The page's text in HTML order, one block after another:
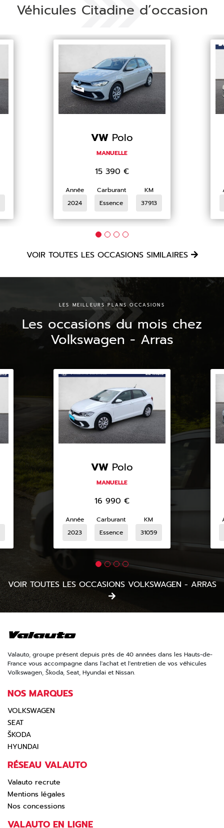
Véhicules Citadine d’occasion
VW Polo
MANUELLE
15 390 €
Année
2024
Carburant
Essence
KM
37913
VOIR TOUTES LES OCCASIONS SIMILAIRES
LES MEILLEURS PLANS OCCASIONS
Les occasions du mois chez
Volkswagen - Arras
VW Polo
MANUELLE
16 990 €
Année
2023
Carburant
Essence
KM
31059
VOIR TOUTES LES OCCASIONS VOLKSWAGEN - ARRAS
Valauto, groupe présent depuis près de 40 années dans les Hauts-de-
France vous accompagne dans l'achat et l'entretien de vos véhicules
Volkswagen, Škoda, Seat, Hyundai et Nissan.
NOS MARQUES
VOLKSWAGEN
SEAT
ŠKODA
HYUNDAI
RÉSEAU VALAUTO
Valauto recrute
Mentions légales
Nos concessions
VALAUTO EN LIGNE